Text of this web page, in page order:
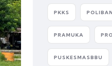
PKKS POLIBAN
PRAMUKA
PUSKESMASBBU